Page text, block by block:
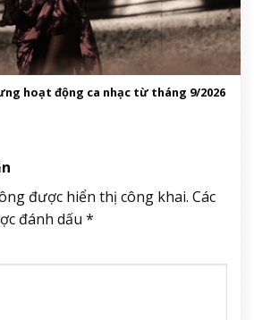
hoạt động ca nhạc từ tháng 9/2026
được hiển thị công khai. Các
đánh dấu *